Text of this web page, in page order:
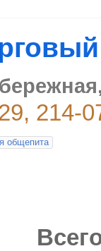
214-
общепита